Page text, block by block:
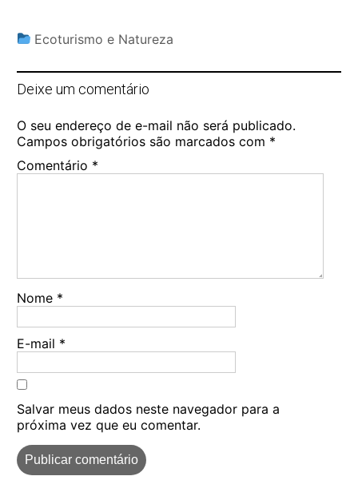
Ecoturismo e Natureza
Deixe um comentário
O seu endereço de e-mail não será publicado.
Campos obrigatórios são marcados com *
Comentário *
Nome *
E-mail *
Salvar meus dados neste navegador para a
próxima vez que eu comentar.